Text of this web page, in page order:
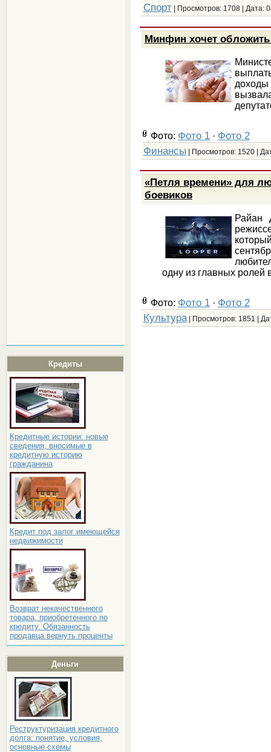
Кредиты
Кредитные истории: новые
сведения, вносимые в
кредитную историю
гражданина
Кредит под залог имеющейся
недвижимости
Возврат некачественного
товара, приобретенного по
кредиту. Обязанность
продавца вернуть проценты
Деньги
Реструктуризация кредитного
долга: понятие, условия,
основные схемы
Спорт| Просмотров: 1708 | Дата:
Минфин хочет обложить
Фото: Фото 1· Фото 2
Финансы | Просмотров: 1520 |
«Петля времени» для
боевиков
Райан
одну из главных ролей
Фото: Фото 1· Фото 2
Культура| Просмотров: 1851 |